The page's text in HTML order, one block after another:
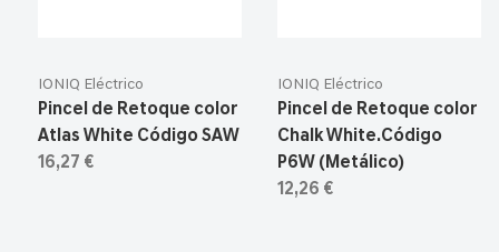
IONIQ Eléctrico
Pincel de Retoque color
Atlas White Código SAW
16,27 €
IONIQ Eléctrico
Pincel de Retoque color
Chalk White.Código
P6W (Metálico)
12,26 €